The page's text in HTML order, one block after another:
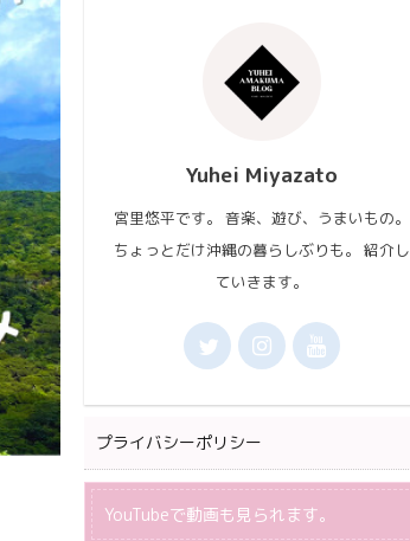
Yuhei Miyazato
宮里悠平です。 音楽、遊び、うまいもの。
ちょっとだけ沖縄の暮らしぶりも。 紹介し
ていきます。
プライバシーポリシー
YouTubeで動画も見られます。